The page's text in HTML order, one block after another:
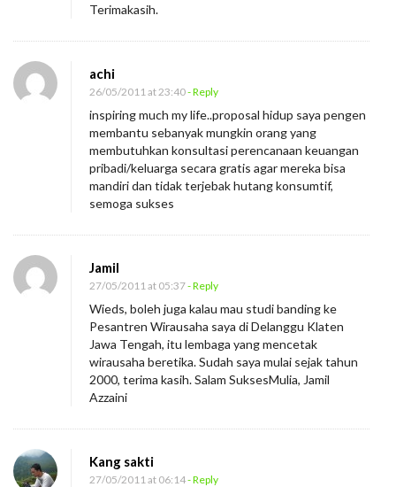
Terimakasih.
achi
26/05/2011 at 23:40- Reply
inspiring much my life..proposal hidup saya pengen
membantu sebanyak mungkin orang yang
membutuhkan konsultasi perencanaan keuangan
pribadi/keluarga secara gratis agar mereka bisa
mandiri dan tidak terjebak hutang konsumtif,
semoga sukses
Jamil
27/05/2011 at 05:37- Reply
Wieds, boleh juga kalau mau studi banding ke
Pesantren Wirausaha saya di Delanggu Klaten
Jawa Tengah, itu lembaga yang mencetak
wirausaha beretika. Sudah saya mulai sejak tahun
2000, terima kasih. Salam SuksesMulia, Jamil
Azzaini
Kang sakti
27/05/2011 at 06:14- Reply